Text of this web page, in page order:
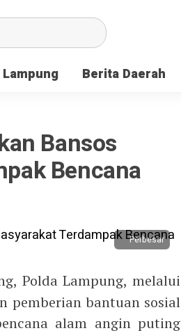
Berita Daerah
Bansos
Bencana
Perbesar
Polda Lampung, melalui
pemberian bantuan sosial
alam angin puting